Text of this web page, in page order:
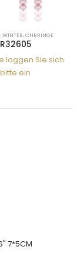
WINTER,OHRRINGE
R32605
loggen Sie sich
bitte ein
7*5CM